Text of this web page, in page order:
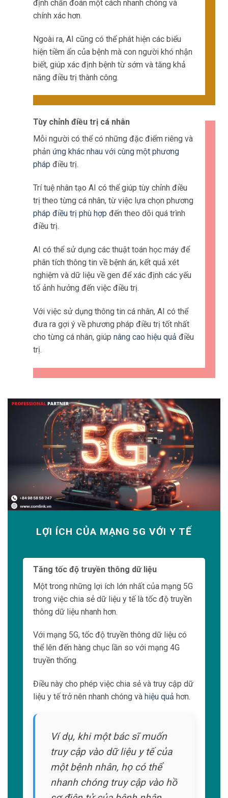
Mạng 5G cung cấp một cơ sở hạ tầng mạnh
công mạng và truy cập trái phép.
Mạng 5G sử dụng các công nghệ bảo mật
tiên tiến như mã hóa dữ liệu, xác thực hai yếu
cho dữ liệu y tế.
Điều này giúp ngăn chặn việc rò rỉ thông tin cá
nhân và bảo vệ quyền riêng tư của bệnh nhân.
Khả năng kết nối đa điểm
Mạng 5G cho phép kết nối đa điểm, điều này
có ý nghĩa là các thiết bịy tế có thể kết nối với
nhau và chia sẻ dữ liệu một cách liên tục và
Khả năng này mang lại lợi ích cho việc theo
dõi vàchăm sóc sức khỏe từxa.
Ví dụ: một thiết bị giám sát
tim có thể kết nối với điện
số sức khỏe khác có thể
được truyền trực tiếp về cho
bác sĩ hoặc các chuyên gia y
tế từ xa để theo dõi tình trạng
sức khỏe của bệnh nhân.
Vì thế giúp tiết kiệm thời gian và tăng cường
phát triển và triển khai các công nghệ y tế tiên
tiến như trí tuệ nhân tạo (AI), thực tế ảo (VR)
và Internet of Things (IoT).
Đây lànhững công nghệ quantrọng trong việc
nâng cao chẩn đoán, điều trị và quản lý bệnh.
thể hoạt động một cách hiệu quảvà liên kết
với nhau để mang lại kết quả tốt nhất cho
bệnh nhân.
Ví dụ: AI có thể phân tích các
hình ảnh y tế để phát hiện
các dấu hiệu của bệnh,